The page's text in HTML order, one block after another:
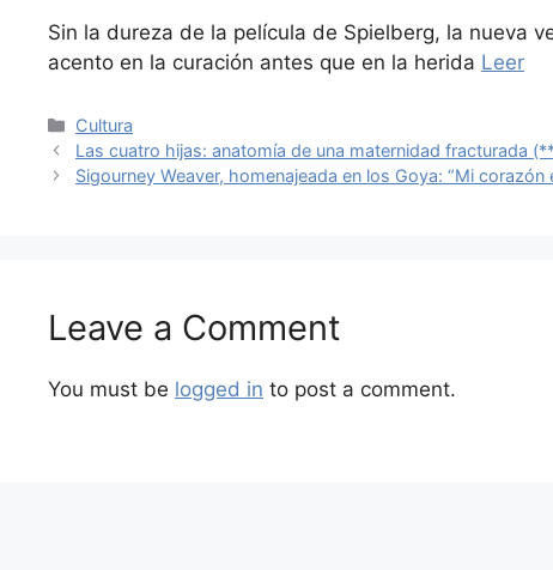
Sin la dureza de la película de Spielberg, la nueva
acento en la curación antes que en la herida Leer
Categories
Cultura
Las cuatro hijas: anatomía de una maternidad fracturada
Sigourney Weaver, homenajeada en los Goya: “Mi
Leave a Comment
You must be logged in to post a comment.